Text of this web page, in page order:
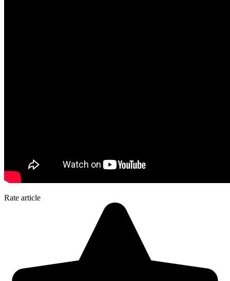
Rate article